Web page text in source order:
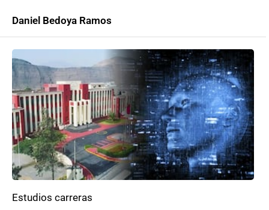
Daniel Bedoya Ramos
Estudios carreras